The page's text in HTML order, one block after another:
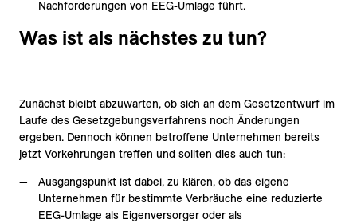
Nachforderungen von EEG-Umlage führt.
Was ist als nächstes zu tun?
Zunächst bleibt abzuwarten, ob sich an dem Gesetzentwurf im
Laufe des Gesetzgebungsverfahrens noch Änderungen
ergeben. Dennoch können betroffene Unternehmen bereits
jetzt Vorkehrungen treffen und sollten dies auch tun:
Ausgangspunkt ist dabei, zu klären, ob das eigene
Unternehmen für bestimmte Verbräuche eine reduzierte
EEG-Umlage als Eigenversorger oder als